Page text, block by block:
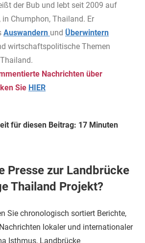
der Bub und lebt seit 2009 auf
, in Chumphon, Thailand. Er
Auswandern und Überwintern
wirtschaftspolitische Themen
Nachrichten über
Sie HIER
für diesen Beitrag: 17 Minuten
Presse zur Landbrücke
Thailand Projekt?
Sie chronologisch sortiert Berichte,
lokaler und internationaler
Isthmus, Landbrücke